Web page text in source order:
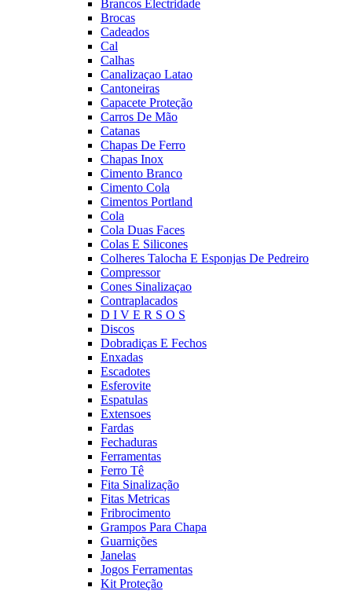
Brancos Electridade
Brocas
Cadeados
Cal
Calhas
Canalizaçao Latao
Cantoneiras
Capacete Proteção
Carros De Mão
Catanas
Chapas De Ferro
Chapas Inox
Cimento Branco
Cimento Cola
Cimentos Portland
Cola
Cola Duas Faces
Colas E Silicones
Colheres Talocha E Esponjas De Pedreiro
Compressor
Cones Sinalizaçao
Contraplacados
D I V E R S O S
Discos
Dobradiças E Fechos
Enxadas
Escadotes
Esferovite
Espatulas
Extensoes
Fardas
Fechaduras
Ferramentas
Ferro Tê
Fita Sinalização
Fitas Metricas
Fribrocimento
Grampos Para Chapa
Guarnições
Janelas
Jogos Ferramentas
Kit Proteção